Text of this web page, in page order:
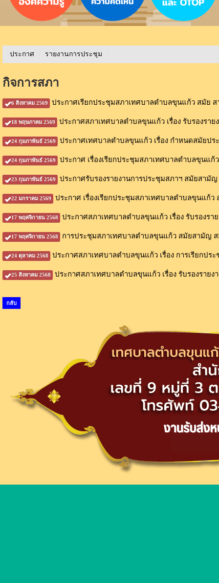
ประกาศ / รายงานการประชุม /
กิจการสภา
6 สิงหาคม 2569 ประกาศเรียกประชุมสภาเทศบาลตำบลขุนแก้ว สมัย
18 พฤษภาคม 2569 ประกาศสภาเทศบาลตำบลขุนแก้ว เรื่อง รับรองร
24 กุมภาพันธ์ 2569 ประกาศเทศบาลตำบลขุนแก้ว เรื่อง กำหนดสมัยป
24 กุมภาพันธ์ 2569 ประกาศ เรื่องเรียกประชุมสภาเทศบาลตำบลขุนแ
23 กุมภาพันธ์ 2569 ประกาศรับรองรายงานการประชุมสภาฯ สมัยสามัญ
22 มกราคม 2569 ประกาศ เรื่องเรียกประชุมสภาเทศบาลตำบลขุนแก้
17 พฤศจิกายน 2568 ประกาศสภาเทศบาลตำบลขุนแก้ว เรื่อง รับรองร
17 พฤศจิกายน 2568 การประชุมสภาเทศบาลตำบลขุนแก้ว สมัยสามัญ
24 ตุลาคม 2568 ประกาศสภาเทศบาลตำบลขุนแก้ว เรื่อง การเรียกป
25 สิงหาคม 2568 ประกาศสภาเทศบาลตำบลขุนแก้ว เรื่อง รับรองรา
กลับ